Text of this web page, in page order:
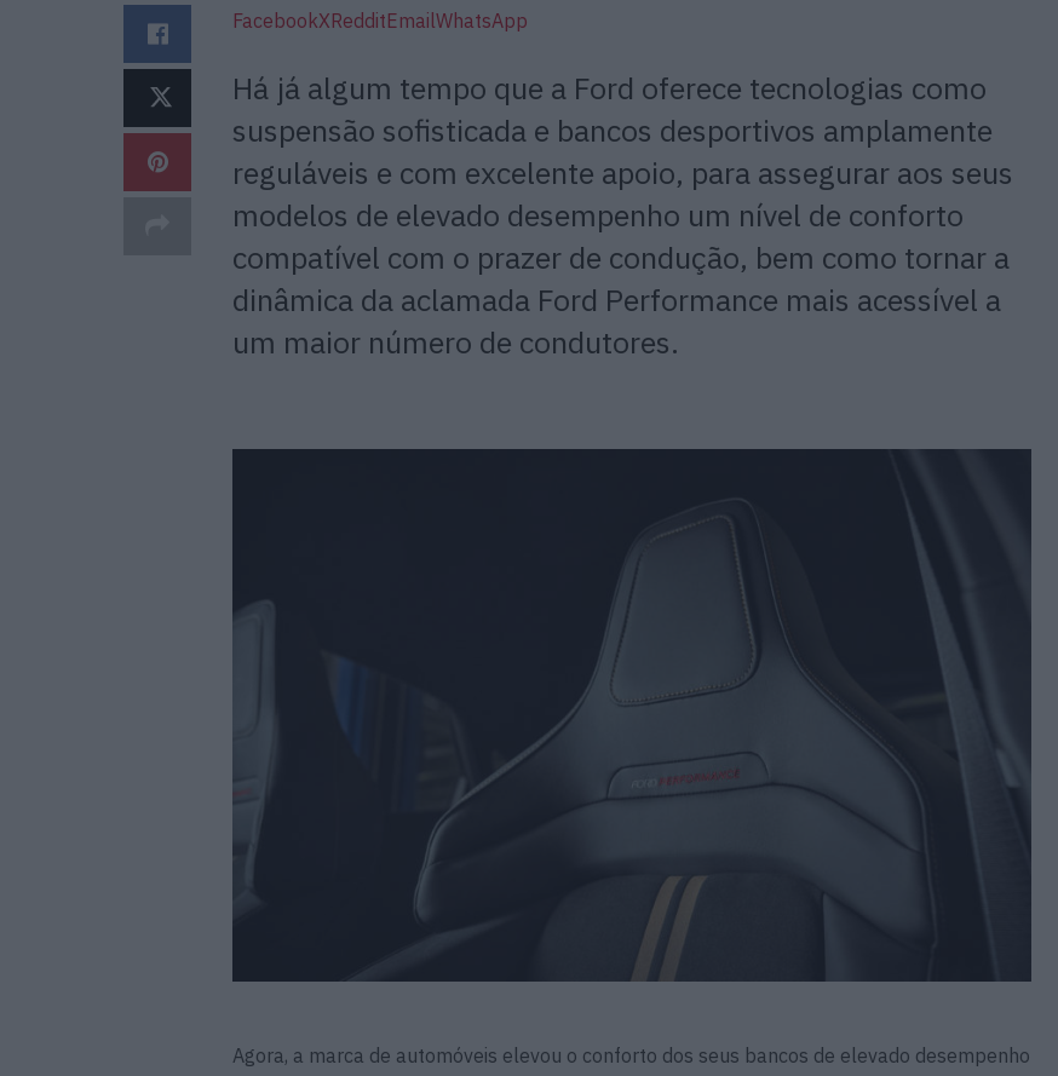
FacebookXRedditEmailWhatsApp
Há já algum tempo que a Ford oferece tecnologias como
suspensão sofisticada e bancos desportivos amplamente
reguláveis e com excelente apoio, para assegurar aos seus
modelos de elevado desempenho um nível de conforto
compatível com o prazer de condução, bem como tornar a
dinâmica da aclamada Ford Performance mais acessível a
um maior número de condutores.
Agora, a marca de automóveis elevou o conforto dos seus bancos de elevado desempenho